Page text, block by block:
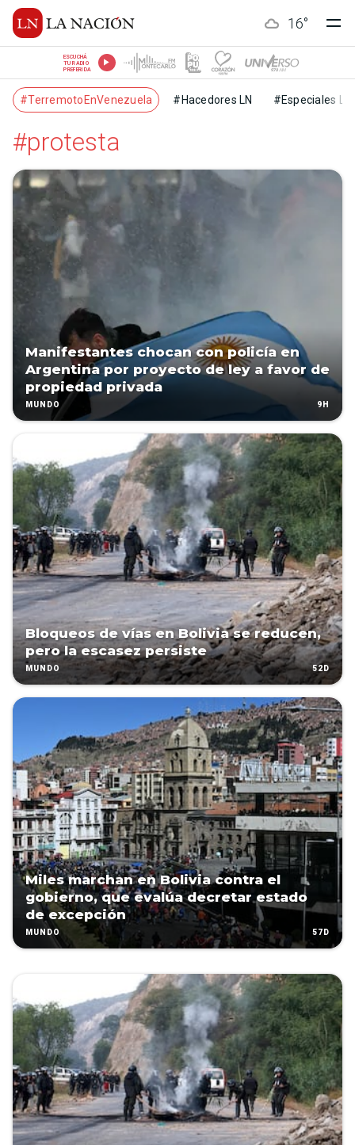
16°
ESCUCHÁ
TU RADIO
PREFERIDA
#TerremotoEnVenezuela #Hacedores LN #Especiales LN
#protesta
Manifestantes chocan con policía en
Argentina por proyecto de ley a favor de
propiedad privada
MUNDO 9H
Bloqueos de vías en Bolivia se reducen,
pero la escasez persiste
MUNDO 52D
Miles marchan en Bolivia contra el
gobierno, que evalúa decretar estado
de excepción
MUNDO 57D